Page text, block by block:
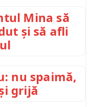
Mina să
și să afli
nu spaimă,
grijă